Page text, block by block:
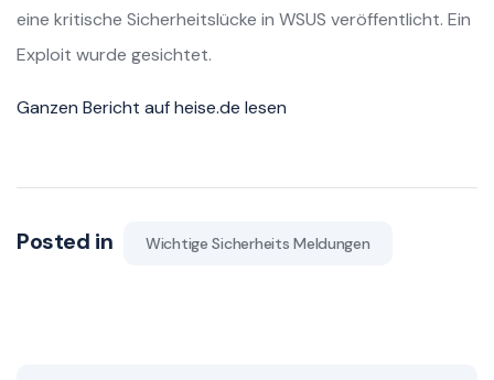
eine kritische Sicherheitslücke in WSUS veröffentlicht. Ein
Exploit wurde gesichtet.
Ganzen Bericht auf heise.de lesen
Posted in Wichtige Sicherheits Meldungen